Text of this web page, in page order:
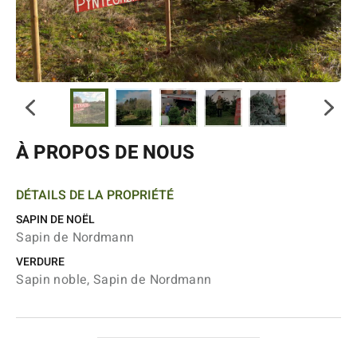
À PROPOS DE NOUS
DÉTAILS DE LA PROPRIÉTÉ
SAPIN DE NOËL
Sapin de Nordmann
VERDURE
Sapin noble, Sapin de Nordmann